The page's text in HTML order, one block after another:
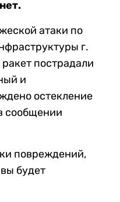
атаки по
г.
пострадали
и
остекление
сообщении
повреждений,
будет